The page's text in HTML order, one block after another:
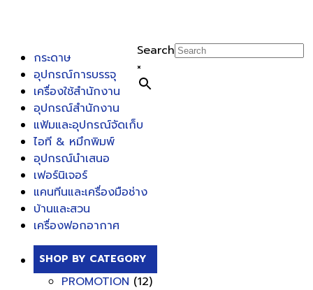
Search
×
กระดาษ
อุปกรณ์การบรรจุ
เครื่องใช้สำนักงาน
อุปกรณ์สำนักงาน
แฟ้มและอุปกรณ์จัดเก็บ
ไอที & หมึกพิมพ์
อุปกรณ์นำเสนอ
เฟอร์นิเจอร์
แคนทีนและเครื่องมือช่าง
บ้านและสวน
เครื่องฟอกอากาศ
SHOP BY CATEGORY
PROMOTION (12)